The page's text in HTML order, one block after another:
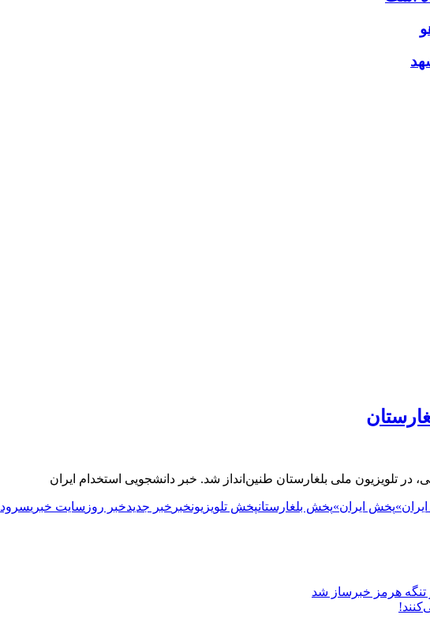
در تلویزیون ملی بلغارستان طنین‌انداز شد. خبر دانشجویی استخدام ایران
پخش ایران»پخش بلغارستانپخش تلویزیونخبر خبر جدیدخبر روز سایت خبریسرود
تنگه هرمز خبرساز شد